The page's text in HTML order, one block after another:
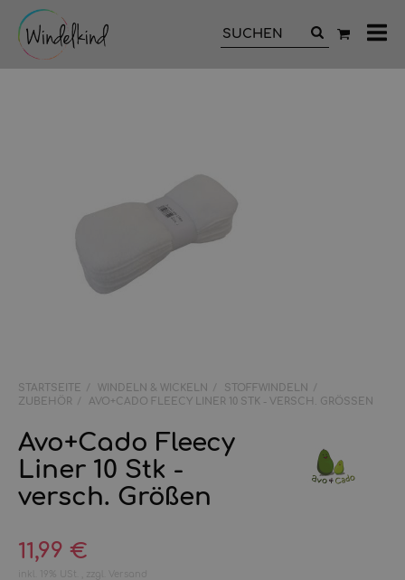
STARTSEITE WINDELN & WICKELN
STOFFWINDELN
ZUBEHÖR
AVO+CADO FLEECY LINER 10 STK - VERSCH. GRÖSSEN
Avo+Cado Fleecy
Liner 10 Stk -
versch. Größen
11,99 €
inkl. 19% USt. , zzgl. Versand